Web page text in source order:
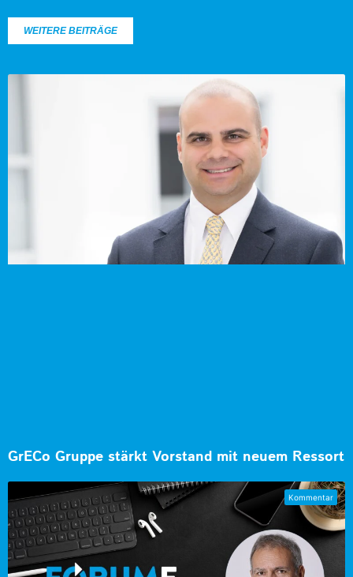
WEITERE BEITRÄGE
GrECo Gruppe stärkt Vorstand mit neuem Ressort